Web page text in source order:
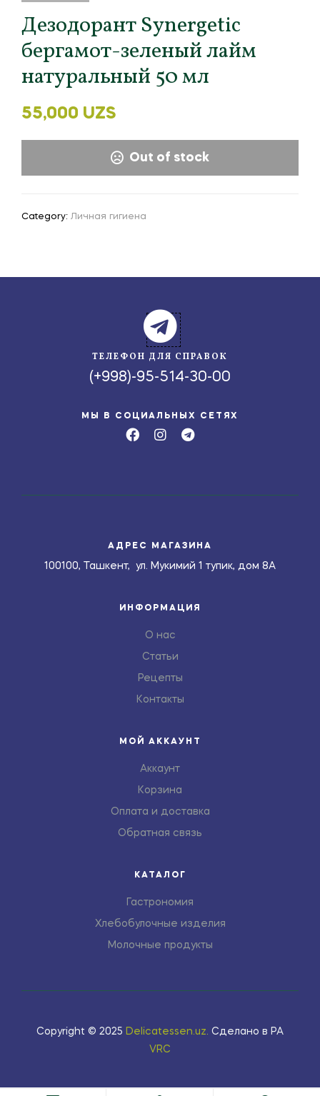
Дезодорант Synergetic
бергамот-зеленый лайм
натуральный 50 мл
55,000 UZS
Out of stock
Category: Личная гигиена
ТЕЛЕФОН ДЛЯ СПРАВОК
(+998)-95-514-30-00
МЫ В СОЦИАЛЬНЫХ СЕТЯХ
АДРЕС МАГАЗИНА
100100, Ташкент, ул. Мукимий 1 тупик, дом 8А
ИНФОРМАЦИЯ
О нас
Статьи
Рецепты
Контакты
МОЙ АККАУНТ
Аккаунт
Корзина
Оплата и доставка
Обратная связь
КАТАЛОГ
Гастрономия
Хлебобулочные изделия
Молочные продукты
Copyright © 2025 Delicatessen.uz. Сделано в РА
VRC